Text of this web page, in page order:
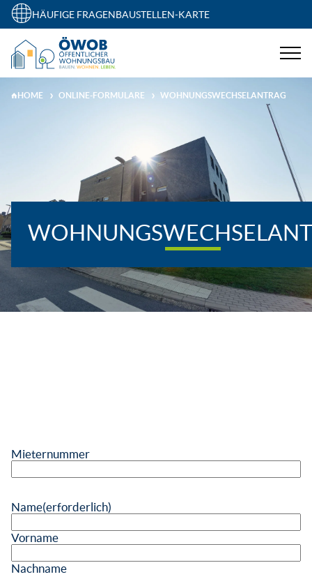
HÄUFIGE FRAGENBAUSTELLEN-KARTE
HOME ONLINE-FORMULARE WOHNUNGSWECHSELANTRAG
Mieternummer
Name(erforderlich)
Vorname
Nachname